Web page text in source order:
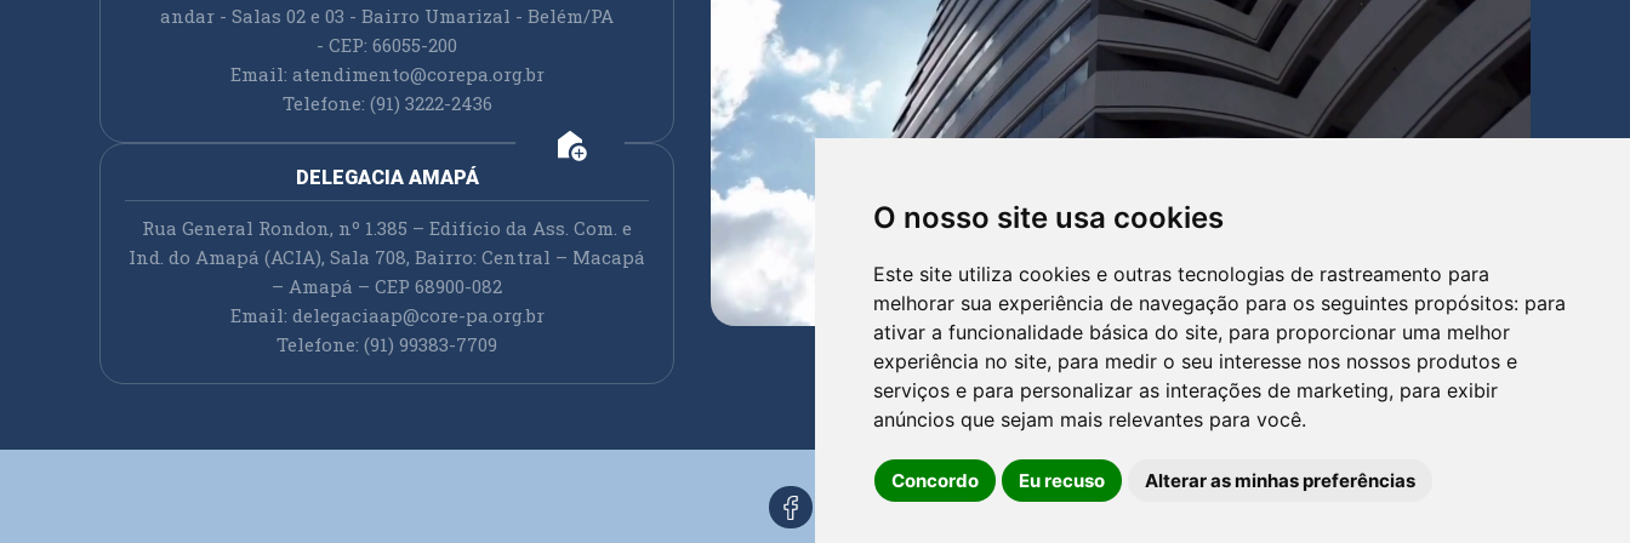
O nosso site usa cookies
Este site utiliza cookies e outras tecnologias de rastreamento para
melhorar sua experiência de navegação para os seguintes propósitos: para
ativar a funcionalidade básica do site, para proporcionar uma melhor
experiência no site, para medir o seu interesse nos nossos produtos e
serviços e para personalizar as interações de marketing, para exibir
anúncios que sejam mais relevantes para você.
Concordo Eu recuso Alterar as minhas preferências
andar - Salas 02 e 03 - Bairro Umarizal - Belém/PA
- CEP: 66055-200
Email: atendimento@corepa.org.br
Telefone: (91) 3222-2436
add_home
DELEGACIA AMAPÁ
Rua General Rondon, nº 1.385 – Edifício da Ass. Com. e
Ind. do Amapá (ACIA), Sala 708, Bairro: Central – Macapá
– Amapá – CEP 68900-082
Email: delegaciaap@core-pa.org.br
Telefone: (91) 99383-7709